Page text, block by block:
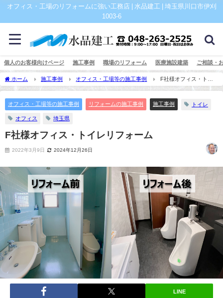
オフィス・工場のリフォームに強い工務店 | 水品建工 | 埼玉県川口市伊刈
1003-6
個人のお客様向けページ 施工事例 職場のリフォーム 医療施設建築 ご相談・
ホーム 施工事例 オフィス・工場等の施工事例
F社様オフィス・トイ
レリフォーム
オフィス・工場等の施工事例 リフォームの施工事例 施工事例 トイレ
オフィス 埼玉県
F社様オフィス・トイレリフォーム
2022年3月9日 2024年12月26日
LINE